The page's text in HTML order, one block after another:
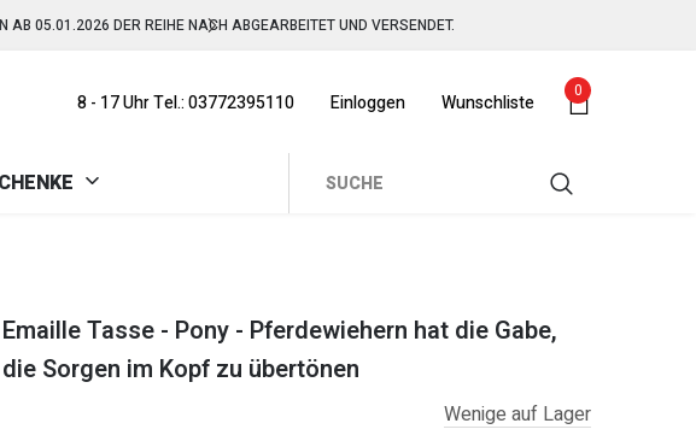
05.01.2026 DER REIHE NACH ABGEARBEITET UND VERSENDET.
8 - 17 Uhr Tel.: 03772395110 Einloggen Wunschliste 0
Emaille Tasse - Pony - Pferdewiehern hat die Gabe,
die Sorgen im Kopf zu übertönen
Wenige auf Lager